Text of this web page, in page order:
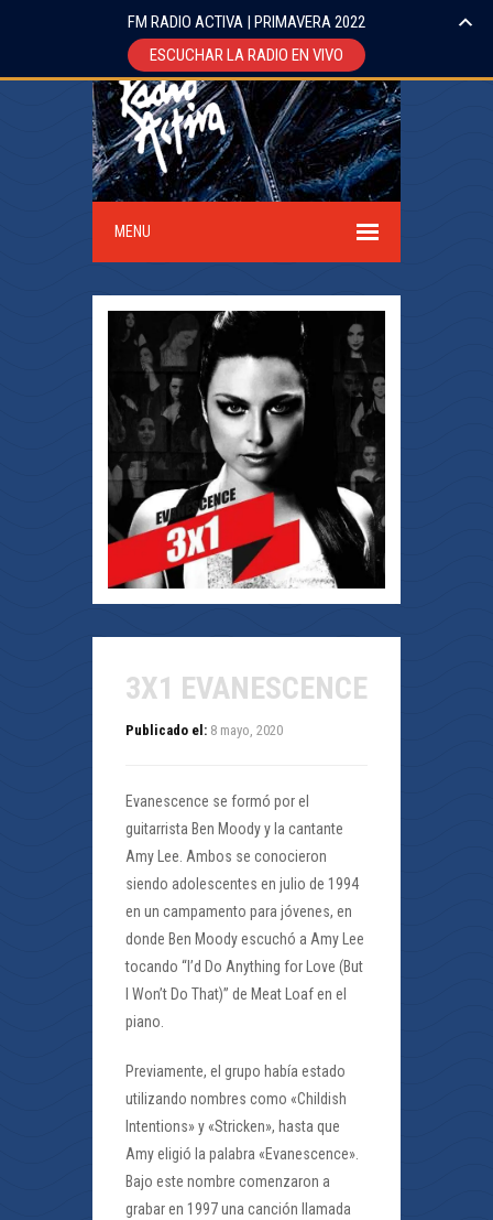
MENU
3X1 EVANESCENCE
Publicado el: 8 mayo, 2020
Evanescence se formó por el
guitarrista Ben Moody y la cantante
Amy Lee. Ambos se conocieron
siendo adolescentes en julio de 1994
en un campamento para jóvenes, en
donde Ben Moody escuchó a Amy Lee
tocando “I’d Do Anything for Love (But
I Won’t Do That)” de Meat Loaf en el
piano.
Previamente, el grupo había estado
utilizando nombres como «Childish
Intentions» y «Stricken», hasta que
Amy eligió la palabra «Evanescence».
Bajo este nombre comenzaron a
grabar en 1997 una canción llamada
FM RADIO ACTIVA | PRIMAVERA 2022
ESCUCHAR LA RADIO EN VIVO